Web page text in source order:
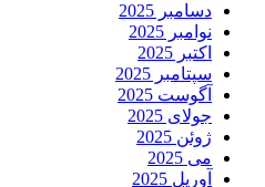
دسامبر 2025
نوامبر 2025
اکتبر 2025
سپتامبر 2025
آگوست 2025
جولای 2025
ژوئن 2025
می 2025
آوریل 2025